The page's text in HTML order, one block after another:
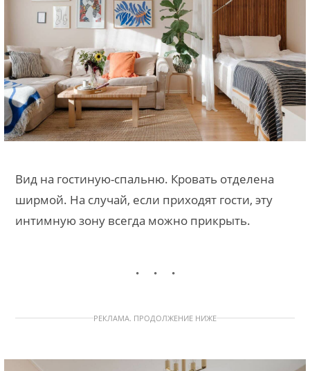
Вид на гостиную-спальню. Кровать отделена
ширмой. На случай, если приходят гости, эту
интимную зону всегда можно прикрыть.
РЕКЛАМА. ПРОДОЛЖЕНИЕ НИЖЕ